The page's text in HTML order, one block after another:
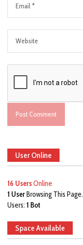
User Online
16 UsersOnline
1 UserBrowsing This Page.
Users: 1 Bot
Space Available